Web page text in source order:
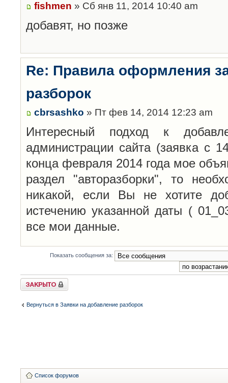
fishmen » Сб янв 11, 2014 10:40 am
добавят, но позже
Re: Правила оформления
разборок
cbrsashko » Пт фев 14, 2014 12:23 am
Интересный подход к
администрации сайта (заявка с
конца февраля 2014 года мое
раздел "авторазборки", то
никакой, если Вы не хотите
истечению указанной даты (
все мои данные.
Показать сообщения за:
Закрыто
Вернуться в Заявки на добавление разборок
Список форумов